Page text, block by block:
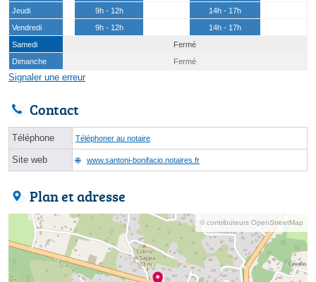
Jeudi
9h - 12h
14h - 17h
Vendredi
9h - 12h
14h - 17h
Samedi
Fermé
Dimanche
Fermé
Signaler une erreur
Contact
Téléphone Téléphoner au notaire
Site web www.santoni-bonifacio.notaires.fr
Plan et adresse
© contributeurs OpenStreetMap